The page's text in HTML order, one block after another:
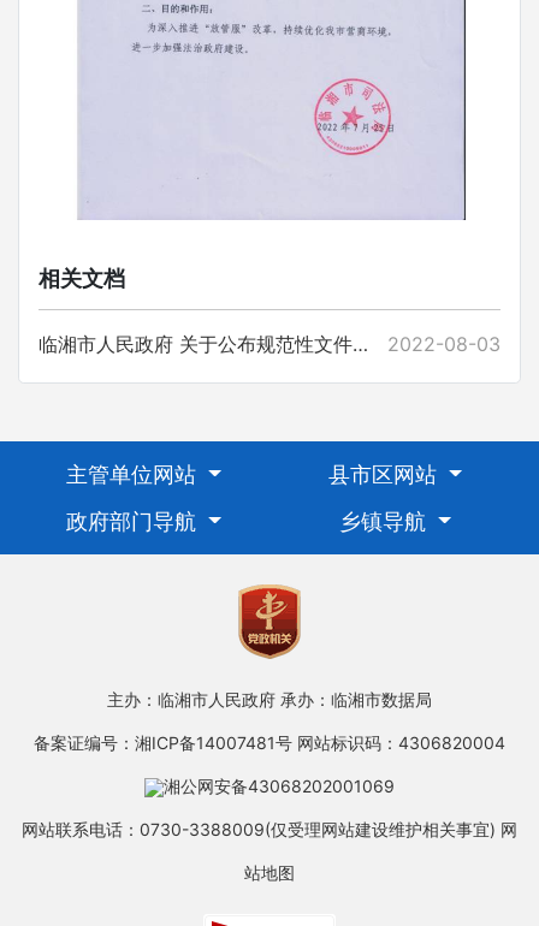
相关文档
临湘市人民政府 关于公布规范性文件清理结果的决定 2022-08-03
主管单位网站
县市区网站
政府部门导航
乡镇导航
主办：临湘市人民政府 承办：临湘市数据局
备案证编号：湘ICP备14007481号 网站标识码：4306820004
湘公网安备43068202001069
网站联系电话：0730-3388009(仅受理网站建设维护相关事宜) 网
站地图